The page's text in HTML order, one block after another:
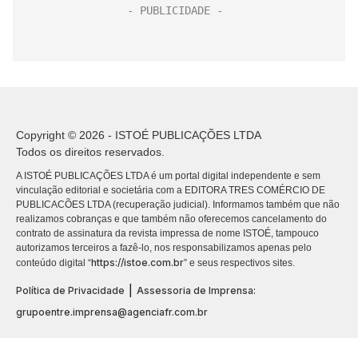
Copyright © 2026 - ISTOÉ PUBLICAÇÕES LTDA
Todos os direitos reservados.
A ISTOÉ PUBLICAÇÕES LTDA é um portal digital independente e sem
vinculação editorial e societária com a EDITORA TRES COMÉRCIO DE
PUBLICACÕES LTDA (recuperação judicial). Informamos também que não
realizamos cobranças e que também não oferecemos cancelamento do
contrato de assinatura da revista impressa de nome ISTOÉ, tampouco
autorizamos terceiros a fazê-lo, nos responsabilizamos apenas pelo
conteúdo digital “https://istoe.com.br” e seus respectivos sites.
Política de Privacidade
Assessoria de Imprensa:
grupoentre.imprensa@agenciafr.com.br